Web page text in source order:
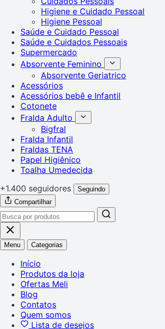
Higiene e Cuidado Pessoal
Higiene Pessoal
Saúde e Cuidado Pessoal
Saúde e Cuidados Pessoais
Supermercado
Absorvente Feminino
Absorvente Geriatrico
Acessórios
Acessórios bebê e Infantil
Cotonete
Fralda Adulto
Bigfral
Fralda Infantil
Fraldas TENA
Papel Higiênico
Toalha Umedecida
+1.400 seguidores
Seguindo
Compartilhar
Menu Categorias
Início
Produtos da loja
Ofertas Meli
Blog
Contatos
Quem somos
Lista de desejos